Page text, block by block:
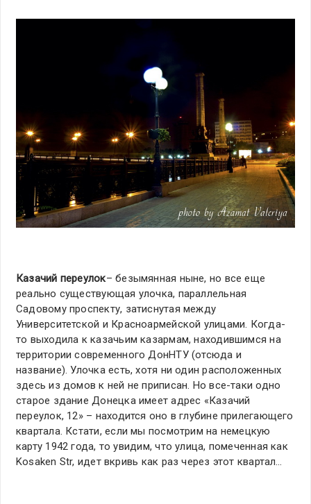
Казачий переулок– безымянная ныне, но все еще
реально существующая улочка, параллельная
Садовому проспекту, затиснутая между
Университетской и Красноармейской улицами. Когда-
то выходила к казачьим казармам, находившимся на
территории современного ДонНТУ (отсюда и
название). Улочка есть, хотя ни один расположенных
здесь из домов к ней не приписан. Но все-таки одно
старое здание Донецка имеет адрес «Казачий
переулок, 12» – находится оно в глубине прилегающего
квартала. Кстати, если мы посмотрим на немецкую
карту 1942 года, то увидим, что улица, помеченная как
Kosaken Str, идет вкривь как раз через этот квартал…